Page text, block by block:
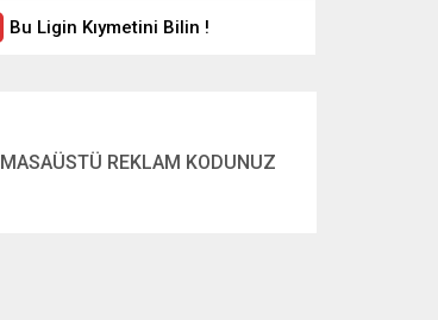
Bu Ligin Kıymetini Bilin !
MASAÜSTÜ REKLAM KODUNUZ